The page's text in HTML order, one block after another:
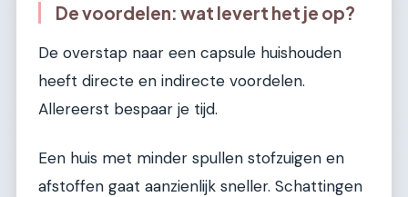
De voordelen: wat levert het je op?
De overstap naar een capsule huishouden
heeft directe en indirecte voordelen.
Allereerst bespaar je tijd.
Een huis met minder spullen stofzuigen en
afstoffen gaat aanzienlijk sneller. Schattingen